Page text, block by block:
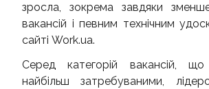
зросла, зокрема завдяки
вакансій і певним технічним
сайті Work.ua.
Серед категорій вакансій, що
найбільш затребуваними,